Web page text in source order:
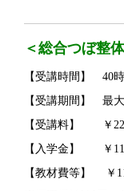
＜総合つぼ整
【受講時間】 40
【受講期間】 最大
【受講料】 ￥
【入学金】 ￥
【教材費等】 ￥